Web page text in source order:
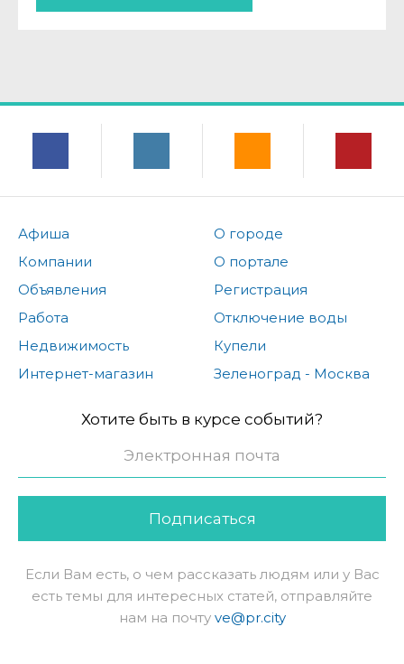
Афиша
Компании
Объявления
Работа
Недвижимость
Интернет-магазин
О городе
О портале
Регистрация
Отключение воды
Купели
Зеленоград - Москва
Хотите быть в курсе событий?
Подписаться
Если Вам есть, о чем рассказать людям или у Вас
есть темы для интересных статей, отправляйте
нам на почту ve@pr.city